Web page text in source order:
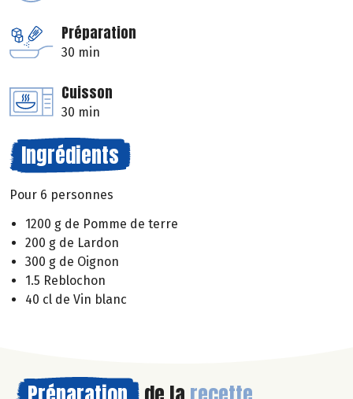
Préparation
30 min
Cuisson
30 min
Ingrédients
Pour 6 personnes
1200 g de Pomme de terre
200 g de Lardon
300 g de Oignon
1.5 Reblochon
40 cl de Vin blanc